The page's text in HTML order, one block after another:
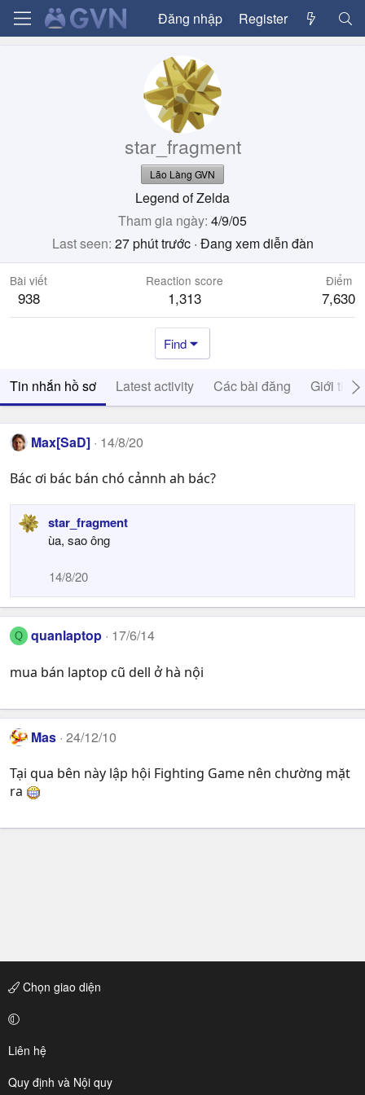
Đăng nhập Register
star_fragment
Lão Làng GVN
Legend of Zelda
Tham gia ngày 4/9/05
Last seen 27 phút trước · Đang xem diễn đàn
Bài viết
938
Reaction score
1,313
Điểm
7,630
Find
Tin nhắn hồ sơ Latest activity Các bài đăng Giới thiệu
Max[SaD] 14/8/20
Bác ơi bác bán chó cảnnh ah bác?
star_fragment
ùa, sao ông
14/8/20
Q quanlaptop 17/6/14
mua bán laptop cũ dell ở hà nội
Mas 24/12/10
Tại qua bên này lập hội Fighting Game nên chường mặt
ra
Chọn giao diện
Liên hệ
Quy định và Nội quy